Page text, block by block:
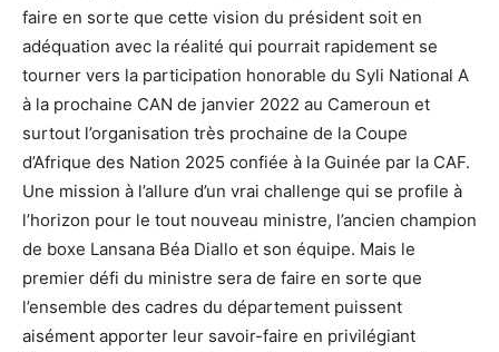
faire en sorte que cette vision du président soit en
adéquation avec la réalité qui pourrait rapidement se
tourner vers la participation honorable du Syli National A
à la prochaine CAN de janvier 2022 au Cameroun et
surtout l’organisation très prochaine de la Coupe
d’Afrique des Nation 2025 confiée à la Guinée par la CAF.
Une mission à l’allure d’un vrai challenge qui se profile à
l’horizon pour le tout nouveau ministre, l’ancien champion
de boxe Lansana Béa Diallo et son équipe. Mais le
premier défi du ministre sera de faire en sorte que
l’ensemble des cadres du département puissent
aisément apporter leur savoir-faire en privilégiant